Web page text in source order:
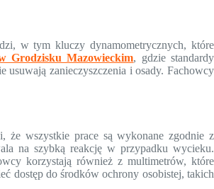
w tym kluczy dynamometrycznych, które
Grodzisku Mazowieckim, gdzie standardy
usuwają zanieczyszczenia i osady. Fachowcy
że wszystkie prace są wykonane zgodnie z
na szybką reakcję w przypadku wycieku.
korzystają również z multimetrów, które
dostęp do środków ochrony osobistej, takich